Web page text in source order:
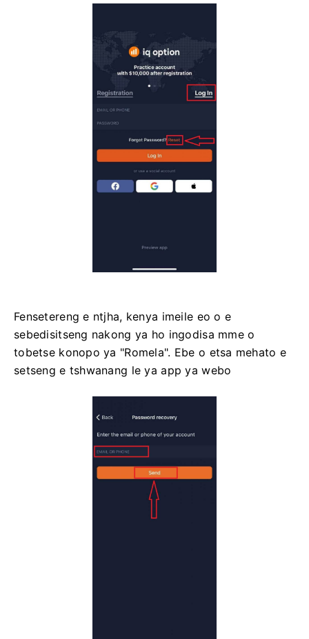
Fensetereng e ntjha, kenya imeile eo o e
sebedisitseng nakong ya ho ingodisa mme o
tobetse konopo ya "Romela". Ebe o etsa mehato e
setseng e tshwanang le ya app ya webo